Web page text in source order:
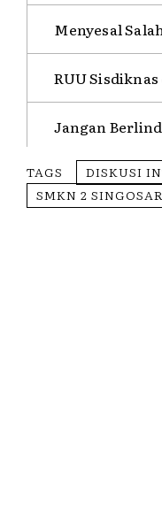
Menyesal
RUU
Jangan
TAGS DISKUSI
SMKN 2